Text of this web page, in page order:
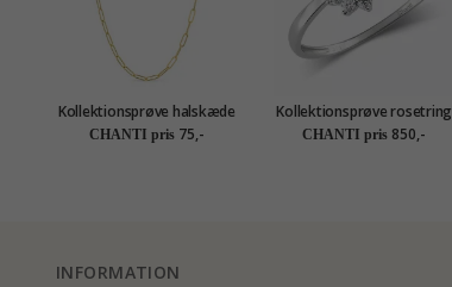
Kollektionsprøve halskæde
i forgyldt stål 60 cm x 3,5
mm - OCEANA
CHANTI pris 75,-
Kollektionsprøve rosetring
i 8 karat hvidguld
CHANTI pris 850,-
INFORMATION